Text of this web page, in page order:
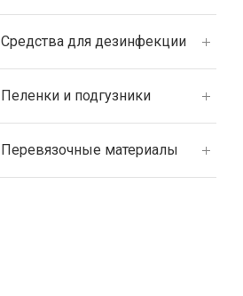
Средства для дезинфекции
Пеленки и подгузники
Перевязочные материалы